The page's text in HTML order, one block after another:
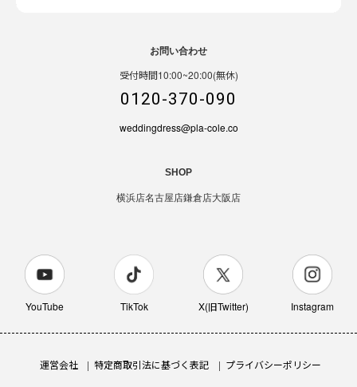
お問い合わせ
受付時間10:00~20:00(無休)
0120-370-090
weddingdress@pla-cole.co
SHOP
横浜店名古屋店鎌倉店大阪店
YouTube TikTok X(旧Twitter) Instagram
運営会社 特定商取引法に基づく表記
プライバシーポリシー